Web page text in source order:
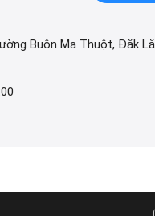
Buôn Ma Thuột, Đắk